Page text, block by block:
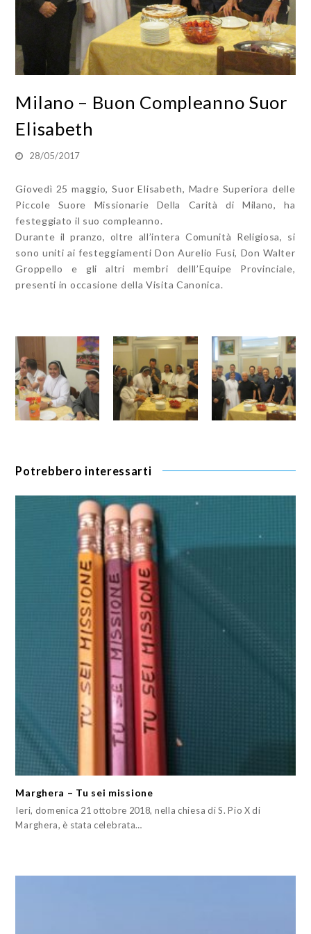
Milano – Buon Compleanno Suor
Elisabeth
28/05/2017
Giovedì 25 maggio, Suor Elisabeth, Madre Superiora delle
Piccole Suore Missionarie Della Carità di Milano, ha
festeggiato il suo compleanno.
Durante il pranzo, oltre all’intera Comunità Religiosa, si
sono uniti ai festeggiamenti Don Aurelio Fusi, Don Walter
Groppello e gli altri membri delll’Equipe Provinciale,
presenti in occasione della Visita Canonica.
Potrebbero interessarti
Marghera – Tu sei missione
Ieri, domenica 21 ottobre 2018, nella chiesa di S. Pio X di
Marghera, è stata celebrata…